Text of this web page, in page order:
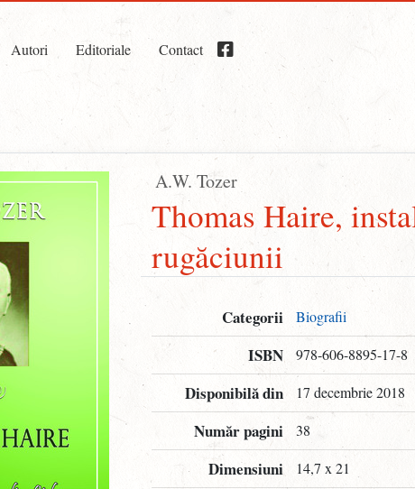
Autori Editoriale Contact
A.W. Tozer
Thomas Haire,
rugăciunii
Categorii Biografii
ISBN 978-606-8895-17-8
Disponibilă din 17 decembrie 2018
Număr pagini 38
Dimensiuni 14,7 x 21